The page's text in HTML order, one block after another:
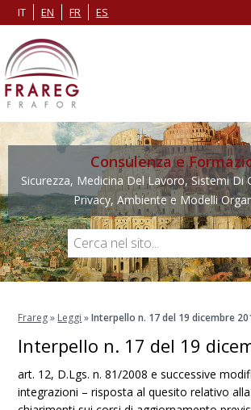
IT EN FR ES
Consulenza e
Sicurezza, Medicina Del Lavoro, Sistemi Di
Privacy, Ambiente e Modelli
Frareg» Leggi »Interpello n. 17 del 19 dicembre
Interpello n. 17 del 19
art. 12, D.Lgs. n. 81/2008 e successive
integrazioni – risposta al quesito relativo